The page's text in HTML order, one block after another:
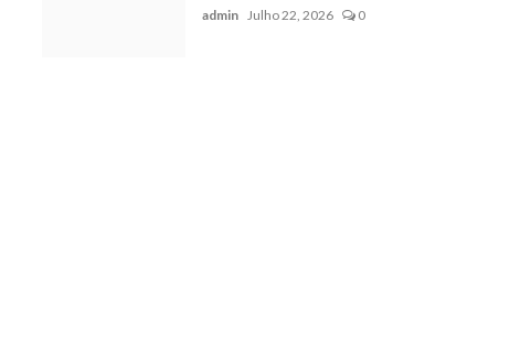
admin Julho 22, 2026 0